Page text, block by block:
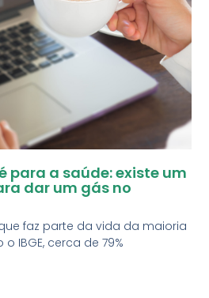
para a saúde: existe um
dar um gás no
faz parte da vida da maioria
IBGE, cerca de 79%